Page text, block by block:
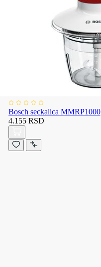
Bosch seckalica MMRP1000
4.155 RSD